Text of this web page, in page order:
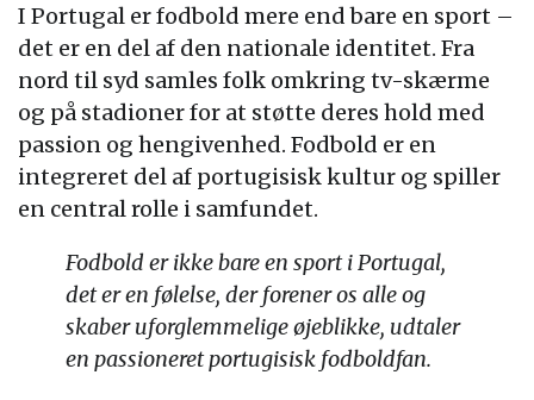
I Portugal er fodbold mere end bare en sport –
det er en del af den nationale identitet. Fra
nord til syd samles folk omkring tv-skærme
og på stadioner for at støtte deres hold med
passion og hengivenhed. Fodbold er en
integreret del af portugisisk kultur og spiller
en central rolle i samfundet.
Fodbold er ikke bare en sport i Portugal,
det er en følelse, der forener os alle og
skaber uforglemmelige øjeblikke, udtaler
en passioneret portugisisk fodboldfan.